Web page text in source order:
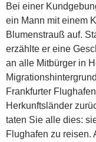
Bei einer
ein Mann mit einem
Blumenstrauß auf.
erzählte er eine
an alle Mitbürger in
Frankfurter
Herkunftsländer
taten Sie alle dies:
Flughafen zu reisen.